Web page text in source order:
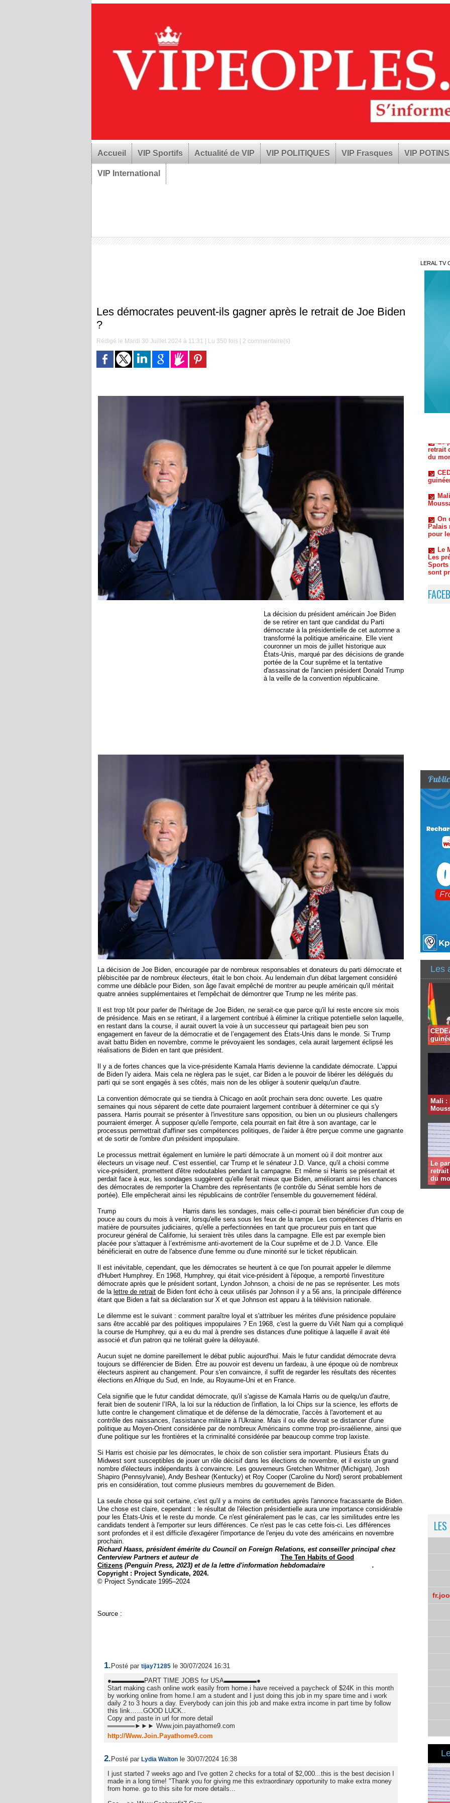
Accueil VIP Sportifs Actualité de VIP VIP POLITIQUES VIP Frasques VIP POTINS
VIP International
Les démocrates peuvent-ils gagner après le retrait de Joe Biden
?
Rédigé le Mardi 30 Juillet 2024 à 11:31 | Lu 350 fois | 2 commentaire(s)
La décision du président américain Joe Biden
de se retirer en tant que candidat du Parti
démocrate à la présidentielle de cet automne a
transformé la politique américaine. Elle vient
couronner un mois de juillet historique aux
États-Unis, marqué par des décisions de grande
portée de la Cour suprême et la tentative
d'assassinat de l'ancien président Donald Trump
à la veille de la convention républicaine.
La décision de Joe Biden, encouragée par de nombreux responsables et donateurs du parti démocrate et
plébiscitée par de nombreux électeurs, était le bon choix. Au lendemain d'un débat largement considéré
comme une débâcle pour Biden, son âge l'avait empêché de montrer au peuple américain qu'il méritait
quatre années supplémentaires et l'empêchait de démontrer que Trump ne les mérite pas.
Il est trop tôt pour parler de l'héritage de Joe Biden, ne serait-ce que parce qu'il lui reste encore six mois
de présidence. Mais en se retirant, il a largement contribué à éliminer la critique potentielle selon laquelle,
en restant dans la course, il aurait ouvert la voie à un successeur qui partageait bien peu son
engagement en faveur de la démocratie et de l’engagement des États-Unis dans le monde. Si Trump
avait battu Biden en novembre, comme le prévoyaient les sondages, cela aurait largement éclipsé les
réalisations de Biden en tant que président.
Il y a de fortes chances que la vice-présidente Kamala Harris devienne la candidate démocrate. L'appui
de Biden l'y aidera. Mais cela ne règlera pas le sujet, car Biden a le pouvoir de libérer les délégués du
parti qui se sont engagés à ses côtés, mais non de les obliger à soutenir quelqu'un d'autre.
La convention démocrate qui se tiendra à Chicago en août prochain sera donc ouverte. Les quatre
semaines qui nous séparent de cette date pourraient largement contribuer à déterminer ce qui s'y
passera. Harris pourrait se présenter à l'investiture sans opposition, ou bien un ou plusieurs challengers
pourraient émerger. À supposer qu'elle l'emporte, cela pourrait en fait être à son avantage, car le
processus permettrait d'affiner ses compétences politiques, de l'aider à être perçue comme une gagnante
et de sortir de l'ombre d'un président impopulaire.
Le processus mettrait également en lumière le parti démocrate à un moment où il doit montrer aux
électeurs un visage neuf. C’est essentiel, car Trump et le sénateur J.D. Vance, qu'il a choisi comme
vice-président, promettent d'être redoutables pendant la campagne. Et même si Harris se présentait et
perdait face à eux, les sondages suggèrent qu'elle ferait mieux que Biden, améliorant ainsi les chances
des démocrates de remporter la Chambre des représentants (le contrôle du Sénat semble hors de
portée). Elle empêcherait ainsi les républicains de contrôler l'ensemble du gouvernement fédéral.
Trump
Harris dans les sondages, mais celle-ci pourrait bien bénéficier d'un coup de
pouce au cours du mois à venir, lorsqu'elle sera sous les feux de la rampe. Les compétences d’Harris en
matière de poursuites judiciaires, qu'elle a perfectionnées en tant que procureur puis en tant que
procureur général de Californie, lui seraient très utiles dans la campagne. Elle est par exemple bien
placée pour s'attaquer à l’extrémisme anti-avortement de la Cour suprême et de J.D. Vance. Elle
bénéficierait en outre de l'absence d'une femme ou d'une minorité sur le ticket républicain.
Il est inévitable, cependant, que les démocrates se heurtent à ce que l'on pourrait appeler le dilemme
d'Hubert Humphrey. En 1968, Humphrey, qui était vice-président à l'époque, a remporté l'investiture
démocrate après que le président sortant, Lyndon Johnson, a choisi de ne pas se représenter. Les mots
de la lettre de retrait de Biden font écho à ceux utilisés par Johnson il y a 56 ans, la principale différence
étant que Biden a fait sa déclaration sur X et que Johnson est apparu à la télévision nationale.
Le dilemme est le suivant : comment paraître loyal et s'attribuer les mérites d'une présidence populaire
sans être accablé par des politiques impopulaires ? En 1968, c'est la guerre du Viêt Nam qui a compliqué
la course de Humphrey, qui a eu du mal à prendre ses distances d'une politique à laquelle il avait été
associé et d'un patron qui ne tolérait guère la déloyauté.
Aucun sujet ne domine pareillement le débat public aujourd'hui. Mais le futur candidat démocrate devra
toujours se différencier de Biden. Être au pouvoir est devenu un fardeau, à une époque où de nombreux
électeurs aspirent au changement. Pour s'en convaincre, il suffit de regarder les résultats des récentes
élections en Afrique du Sud, en Inde, au Royaume-Uni et en France.
Cela signifie que le futur candidat démocrate, qu'il s'agisse de Kamala Harris ou de quelqu'un d'autre,
ferait bien de soutenir l’IRA, la loi sur la réduction de l'inflation, la loi Chips sur la science, les efforts de
lutte contre le changement climatique et de défense de la démocratie, l'accès à l'avortement et au
contrôle des naissances, l'assistance militaire à l'Ukraine. Mais il ou elle devrait se distancer d'une
politique au Moyen-Orient considérée par de nombreux Américains comme trop pro-israélienne, ainsi que
d'une politique sur les frontières et la criminalité considérée par beaucoup comme trop laxiste.
Si Harris est choisie par les démocrates, le choix de son colistier sera important. Plusieurs États du
Midwest sont susceptibles de jouer un rôle décisif dans les élections de novembre, et il existe un grand
nombre d'électeurs indépendants à convaincre. Les gouverneurs Gretchen Whitmer (Michigan), Josh
Shapiro (Pennsylvanie), Andy Beshear (Kentucky) et Roy Cooper (Caroline du Nord) seront probablement
pris en considération, tout comme plusieurs membres du gouvernement de Biden.
La seule chose qui soit certaine, c'est qu'il y a moins de certitudes après l'annonce fracassante de Biden.
Une chose est claire, cependant : le résultat de l'élection présidentielle aura une importance considérable
pour les États-Unis et le reste du monde. Ce n'est généralement pas le cas, car les similitudes entre les
candidats tendent à l'emporter sur leurs différences. Ce n'est pas le cas cette fois-ci. Les différences
sont profondes et il est difficile d'exagérer l'importance de l'enjeu du vote des américains en novembre
prochain.
Richard Haass, président émérite du Council on Foreign Relations, est conseiller principal chez
Centerview Partners et auteur de
The Ten Habits of Good
Citizens (Penguin Press, 2023) et de la lettre d'information hebdomadaire
.
Copyright : Project Syndicate, 2024.
© Project Syndicate 1995–2024
Source :
1.Posté par tijay71285 le 30/07/2024 16:31
●▬▬▬▬▬PART TIME JOBS for USA▬▬▬▬▬●
Start making cash online work easily from home.i have received a paycheck of $24K in this month
by working online from home.I am a student and I just doing this job in my spare time and i work
daily 2 to 3 hours a day. Everybody can join this job and make extra income in part time by follow
this link……GOOD LUCK..
Copy and paste in url for more detail
══════►►► Www.join.payathome9.com
http://Www.Join.Payathome9.com
2. Posté par Lydia Walton le 30/07/2024 16:38
I just started 7 weeks ago and I've gotten 2 checks for a total of $2,000...this is the best decision I
made in a long time! "Thank you for giving me this extraordinary opportunity to make extra money
from home. go to this site for more details...
LERAL TV
retrait
On
Palais
pour
Le
Les
sont
Les
Mali :
Le
du